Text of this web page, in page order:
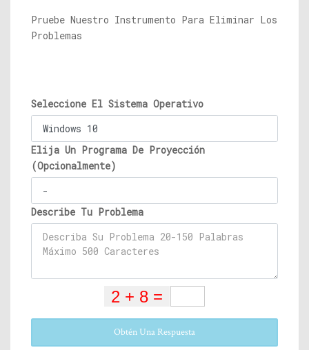
Pruebe Nuestro Instrumento Para Eliminar Los
Problemas
Seleccione El Sistema Operativo
Elija Un Programa De Proyección
(Opcionalmente)
Describe Tu Problema
Obtén Una Respuesta